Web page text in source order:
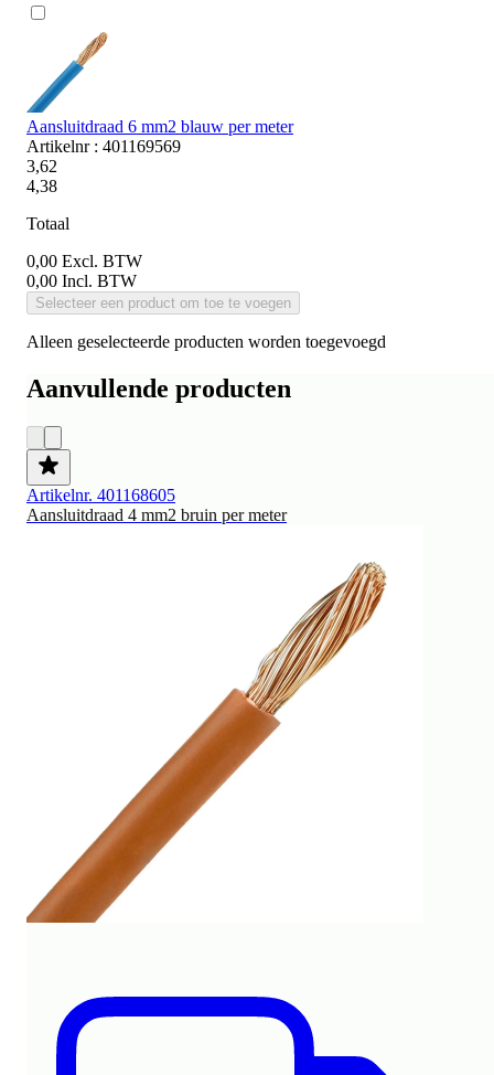
Aansluitdraad 6 mm2 blauw per meter
Artikelnr : 401169569
3,62
4,38
Totaal
0,00 Excl. BTW
0,00 Incl. BTW
Selecteer een product om toe te voegen
Alleen geselecteerde producten worden toegevoegd
Aanvullende producten
Artikelnr. 401168605
Aansluitdraad 4 mm2 bruin per meter